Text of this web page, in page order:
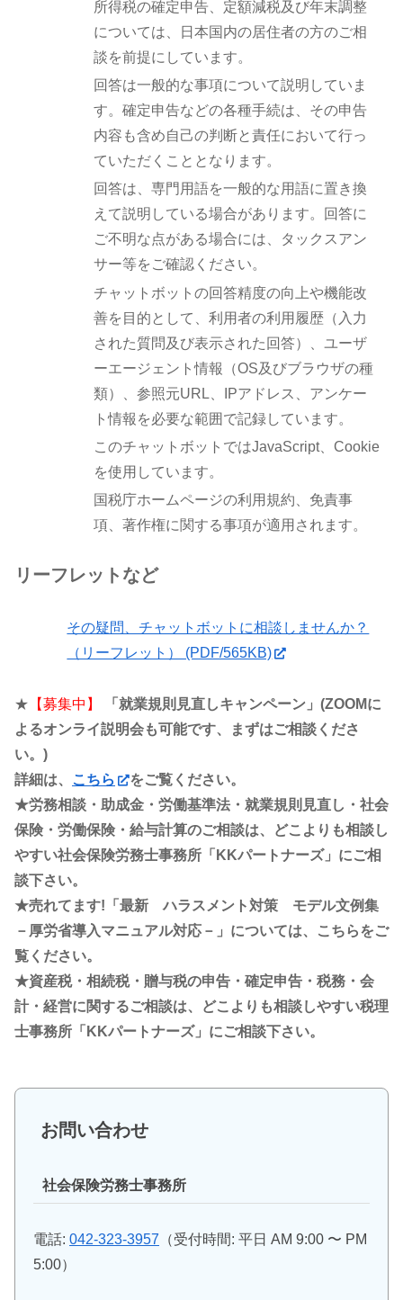
所得税の確定申告、定額減税及び年末調整
については、日本国内の居住者の方のご相
談を前提にしています。
回答は一般的な事項について説明していま
す。確定申告などの各種手続は、その申告
内容も含め自己の判断と責任において行っ
ていただくこととなります。
回答は、専門用語を一般的な用語に置き換
えて説明している場合があります。回答に
ご不明な点がある場合には、タックスアン
サー等をご確認ください。
チャットボットの回答精度の向上や機能改
善を目的として、利用者の利用履歴（入力
された質問及び表示された回答）、ユーザ
ーエージェント情報（OS及びブラウザの種
類）、参照元URL、IPアドレス、アンケー
ト情報を必要な範囲で記録しています。
このチャットボットではJavaScript、Cookie
を使用しています。
国税庁ホームページの利用規約、免責事
項、著作権に関する事項が適用されます。
リーフレットなど
その疑問、チャットボットに相談しませんか？
（リーフレット） (PDF/565KB)
★ 【募集中】
「就業規則見直しキャンペーン」(ZOOMに
よるオンライ説明会も可能です、まずはご相談くださ
い。)
詳細は、
こちら
をご覧ください。
★労務相談・助成金・労働基準法・就業規則見直し・社会
保険・労働保険・給与計算のご相談は、どこよりも相談し
やすい社会保険労務士事務所「KKパートナーズ」にご相
談下さい。
★売れてます!「最新 ハラスメント対策 モデル文例集
－厚労省導入マニュアル対応－」については、こちらをご
覧ください。
★資産税・相続税・贈与税の申告・確定申告・税務・会
計・経営に関するご相談は、どこよりも相談しやすい税理
士事務所「KKパートナーズ」にご相談下さい。
お問い合わせ
社会保険労務士事務所
電話: 042-323-3957 （受付時間: 平日 AM 9:00 〜 PM
5:00）